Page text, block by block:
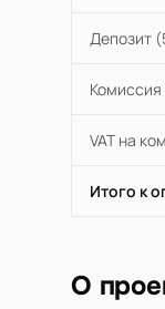
Депозит
VAT на
Итого к
О